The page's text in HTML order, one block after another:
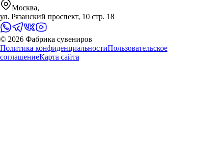
Москва,
ул. Рязанский проспект, 10 стр. 18
© 2026 Фабрика сувениров
Политика конфиденциальностиПользовательское
соглашениеКарта сайта